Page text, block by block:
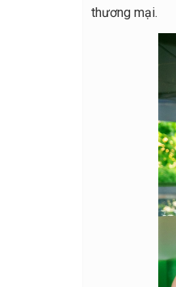
thương mại.